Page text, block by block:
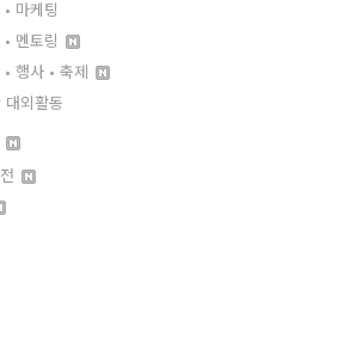
마케팅
멘토링
행사 • 축제
외활동